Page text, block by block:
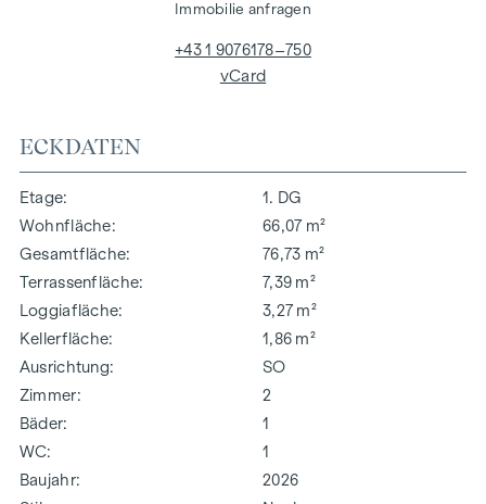
ECKDATEN
Etage
1. DG
Wohnfläche
66,07 m²
Gesamtfläche
76,73 m²
Terrassenfläche
7,39 m²
Loggiafläche
3,27 m²
Kellerfläche
1,86 m²
Ausrichtung
SO
Zimmer
2
Bäder
1
WC
1
Baujahr
2026
Immobilie anfragen
+43 1 9076178–750
vCard